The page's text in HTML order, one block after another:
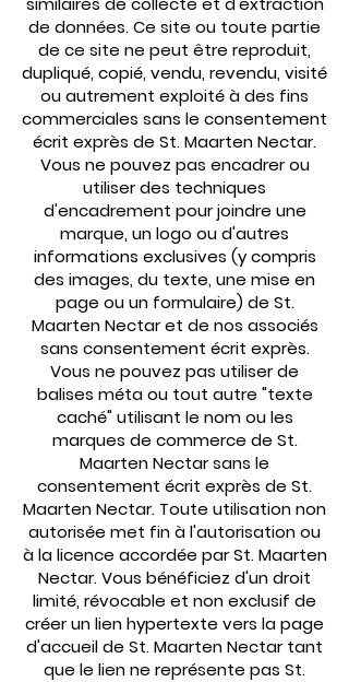
de données. Ce site ou toute partie
de ce site ne peut être reproduit,
dupliqué, copié, vendu, revendu, visité
ou autrement exploité à des fins
commerciales sans le consentement
écrit exprès de St. Maarten Nectar.
Vous ne pouvez pas encadrer ou
utiliser des techniques
d'encadrement pour joindre une
marque, un logo ou d'autres
informations exclusives (y compris
des images, du texte, une mise en
page ou un formulaire) de St.
Maarten Nectar et de nos associés
sans consentement écrit exprès.
Vous ne pouvez pas utiliser de
balises méta ou tout autre "texte
caché" utilisant le nom ou les
marques de commerce de St.
Maarten Nectar sans le
consentement écrit exprès de St.
Maarten Nectar. Toute utilisation non
autorisée met fin à l'autorisation ou
à la licence accordée par St. Maarten
Nectar. Vous bénéficiez d'un droit
limité, révocable et non exclusif de
créer un lien hypertexte vers la page
d'accueil de St. Maarten Nectar tant
que le lien ne représente pas St.